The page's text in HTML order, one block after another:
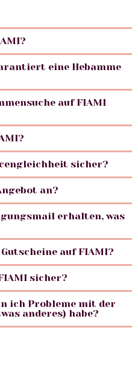
eine Hebamme
auf FIAMI
sicher?
an?
erhalten, was
auf FIAMI?
sicher?
ich Probleme mit der
anderes) habe?